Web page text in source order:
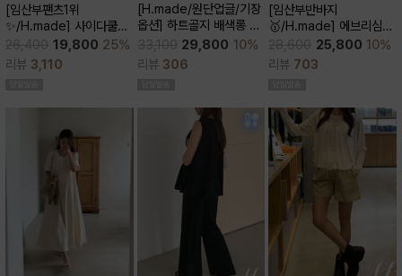
[임산부팬츠1위
✨/H.made] 사이다쿨링
부츠컷 팬츠 (키작/보통/키
큰)
19,800 25%
리뷰 3,110
[H.made/원단업글/기장
옵션] 하트골지 배색롱 원
29,800 10%
리뷰 306
[임산부반바지
🥇/H.made] 에브리심플
25,800 10%
리뷰 703